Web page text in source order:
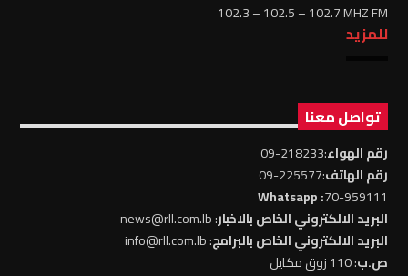
102.3 – 102.5 – 102.7 MHZ FM
للمزيد
تواصل معنا
رقم الهواء:218233-09
رقم الهاتف:225577-09
70-959111
: Whatsapp
البريد الالكتروني الخاص بالاخبار: news@rll.com.lb
البريد الالكتروني الخاص بالبرامج: info@rll.com.lb
ص.ب: 110 زوق مكايل